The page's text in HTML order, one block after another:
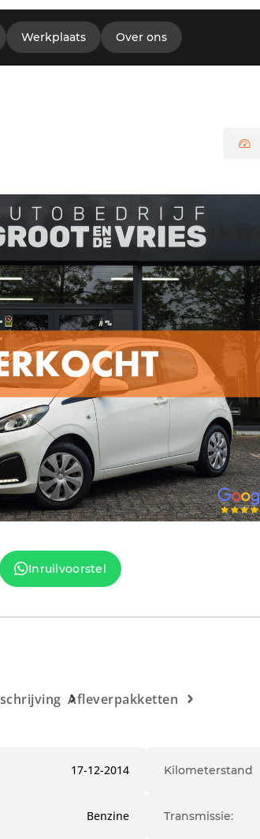
Werkplaats Over ons
Inruilvoorstel
Afleverpakketten
17-12-2014 Kilometerstand
Benzine Transmissie: